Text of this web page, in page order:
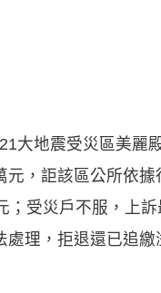
大地震受災區美麗
，詎該區公所依據
；受災戶不服，上
理，拒退還已追繳